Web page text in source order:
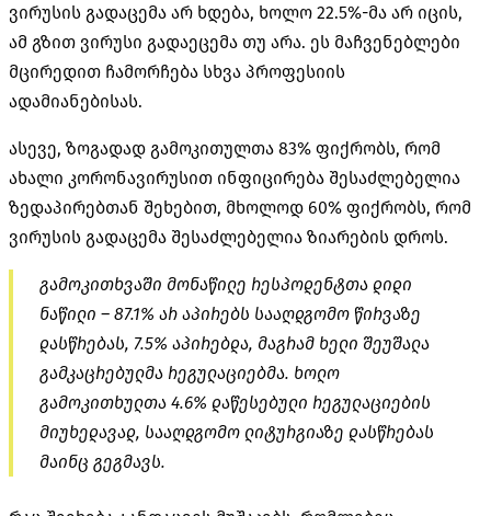
ვირუსის გადაცემა არ ხდება, ხოლო 22.5%-მა არ იცის,
ამ გზით ვირუსი გადაეცემა თუ არა. ეს მაჩვენებლები
მცირედით ჩამორჩება სხვა პროფესიის
ადამიანებისას.
ასევე, ზოგადად გამოკითულთა 83% ფიქრობს, რომ
ახალი კორონავირუსით ინფიცირება შესაძლებელია
ზედაპირებთან შეხებით, მხოლოდ 60% ფიქრობს, რომ
ვირუსის გადაცემა შესაძლებელია ზიარების დროს.
გამოკითხვაში მონაწილე რესპოდენტთა დიდი
ნაწილი – 87.1% არ აპირებს სააღდგომო წირვაზე
დასწრებას, 7.5% აპირებდა, მაგრამ ხელი შეუშალა
გამკაცრებულმა რეგულაციებმა. ხოლო
გამოკითხულთა 4.6% დაწესებული რეგულაციების
მიუხედავად, სააღდგომო ლიტურგიაზე დასწრებას
მაინც გეგმავს.